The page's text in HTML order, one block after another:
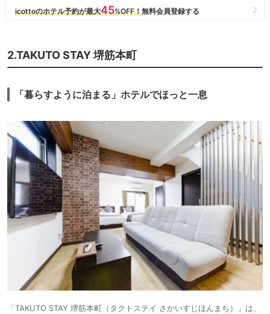
2.TAKUTO STAY 堺筋本町
「暮らすように泊まる」ホテルでほっと一息
「TAKUTO STAY 堺筋本町（タクトステイ さかいすじほんまち）」は、